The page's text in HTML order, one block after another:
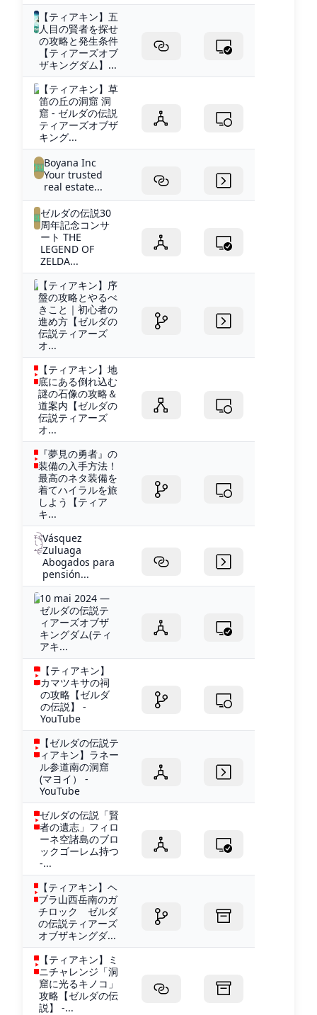
【ティアキン】五
人目の賢者を探せ
の攻略と発生条件
【ティアーズオブ
ザキングダム】...
【ティアキン】草
笛の丘の洞窟 洞
窟 - ゼルダの伝説
ティアーズオブザ
キング...
Boyana Inc
Your trusted
real estate...
ゼルダの伝説30
周年記念コンサ
ート THE
LEGEND OF
ZELDA...
【ティアキン】序
盤の攻略とやるべ
きこと｜初心者の
進め方【ゼルダの
伝説ティアーズ
オ...
【ティアキン】地
底にある倒れ込む
謎の石像の攻略＆
道案内【ゼルダの
伝説ティアーズ
オ...
『夢見の勇者』の
装備の入手方法！
最高のネタ装備を
着てハイラルを旅
しよう【ティア
キ...
Vásquez
Zuluaga
Abogados para
pensión...
10 mai 2024 —
ゼルダの伝説テ
ィアーズオブザ
キングダム(ティ
アキ...
【ティアキン】
カマツキサの祠
の攻略【ゼルダ
の伝説】 -
YouTube
【ゼルダの伝説テ
ィアキン】ラネー
ル参道南の洞窟
(マヨイ） -
YouTube
ゼルダの伝説「賢
者の遺志」フィロ
ーネ空諸島のブロ
ックゴーレム持つ
-...
【ティアキン】ヘ
ブラ山西岳南のガ
チロック ゼルダ
の伝説ティアーズ
オブザキングダ...
【ティアキン】ミ
ニチャレンジ「洞
窟に光るキノコ」
攻略【ゼルダの伝
説】 -...